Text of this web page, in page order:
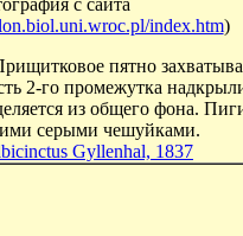
с сайта
index.htm)
пятно
2-го промежутка
из общего фона.
серыми чешуйками.
Gyllenhal, 1837